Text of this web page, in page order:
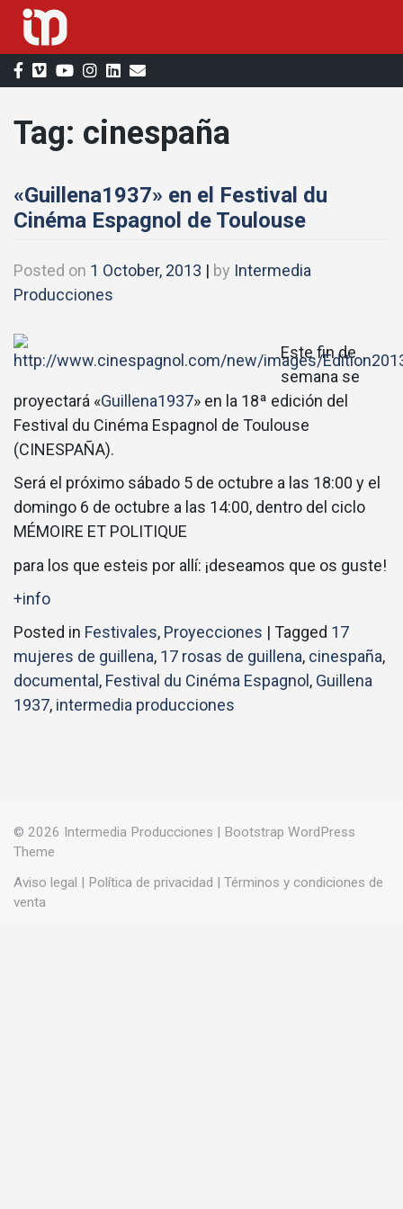
Skip
to
Tag: cinespaña
«Guillena1937» en el Festival du
Cinéma Espagnol de Toulouse
Posted on 1 October, 2013 | by Intermedia
Producciones
Este fin de
semana se
proyectará «Guillena1937» en la 18ª edición del
Festival du Cinéma Espagnol de Toulouse
(CINESPAÑA).
Será el próximo sábado 5 de octubre a las 18:00 y el
domingo 6 de octubre a las 14:00, dentro del ciclo
MÉMOIRE ET POLITIQUE
para los que esteis por allí: ¡deseamos que os guste!
+info
Posted in Festivales, Proyecciones | Tagged 17
mujeres de guillena, 17 rosas de guillena, cinespaña,
documental , Festival du Cinéma Espagnol , Guillena
1937, intermedia producciones
© 2026 Intermedia Producciones | Bootstrap WordPress
Theme
Aviso legal | Política de privacidad | Términos y condiciones de
venta